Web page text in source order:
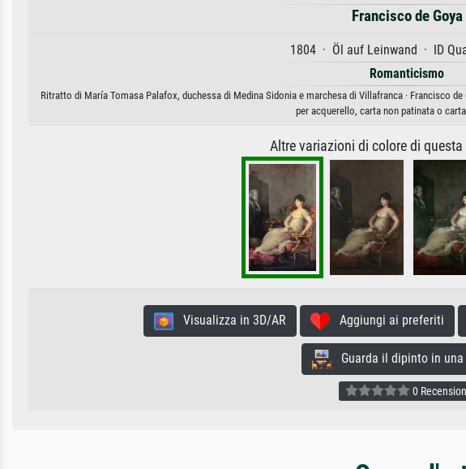
Francisco de Goya
1804 · Öl auf Leinwand · ID
Romanticismo
Ritratto di María Tomasa Palafox, duchessa di Medina Sidonia e marchesa di Villafranca · Francisco
per acquerello, carta non patinata o
Altre variazioni di colore di
Visualizza in 3D/AR Aggiungi ai preferiti
Guarda il dipinto in una
0